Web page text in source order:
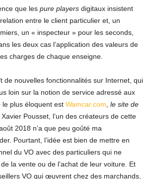
que les pure players digitaux insistent
entre le client particulier et, un
un « inspecteur » pour les seconds,
les deux cas l’application des valeurs de
charges de chaque enseigne.
de nouvelles fonctionnalités sur Internet, qui
loin sur la notion de service adressé aux
le plus éloquent est Wamcar.com le site de
. Xavier Pousset, l’un des créateurs de cette
2018 n’a que peu goûté ma
Pourtant, l’idée est bien de mettre en
du VO avec des particuliers qui ne
la vente ou de l’achat de leur voiture. Et
VO qui œuvrent chez des marchands,